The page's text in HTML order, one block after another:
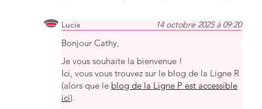
Lucia 14 octobre 2025 à 09:20
Bonjour Cathy,
Je vous souhaite la bienvenue !
Ici, vous vous trouvez sur le blog de la Ligne R
(alors que le blog de la Ligne P est accessible
ici).